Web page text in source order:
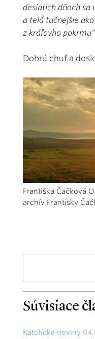
desiatich dňoch sa
a telá tučnejšie
z kráľovho pokrmu“
Dobrú chuť a
Františka Čačková
archív Františky
Súvisiace
Katolícke noviny